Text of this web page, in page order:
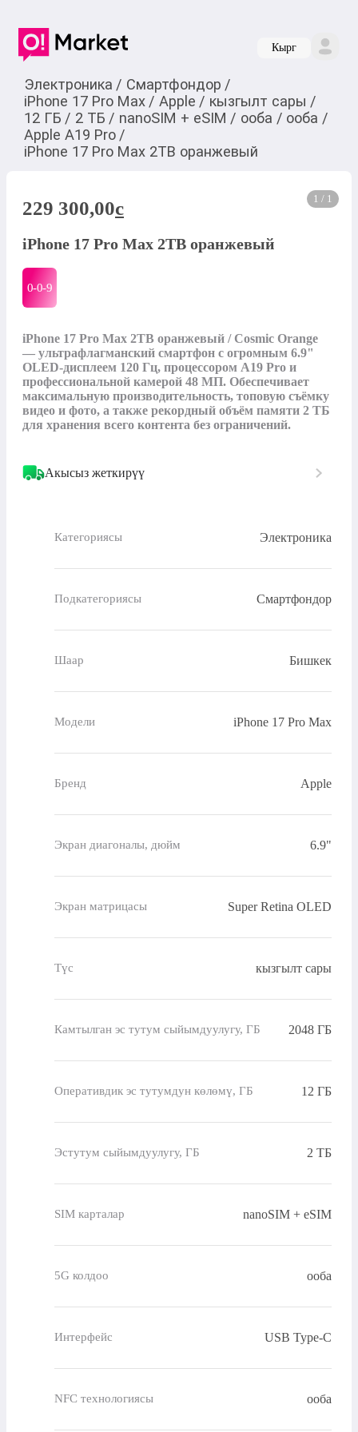
Кырг
Электроника / Смартфондор /
iPhone 17 Pro Max / Apple / кызгылт сары /
12 ГБ / 2 ТБ / nanoSIM + eSIM / ооба / ооба /
Apple A19 Pro /
iPhone 17 Pro Max 2TB оранжевый
1 / 1
229 300,00c
iPhone 17 Pro Max 2TB оранжевый
0-0-9
iPhone 17 Pro Max 2TB оранжевый / Cosmic Orange
— ультрафлагманский смартфон с огромным 6.9"
OLED-дисплеем 120 Гц, процессором A19 Pro и
профессиональной камерой 48 МП. Обеспечивает
максимальную производительность, топовую съёмку
видео и фото, а также рекордный объём памяти 2 ТБ
для хранения всего контента без ограничений.
Акысыз жеткирүү
Категориясы Электроника
Подкатегориясы Смартфондор
Шаар Бишкек
Модели iPhone 17 Pro Max
Бренд Apple
Экран диагоналы, дюйм 6.9"
Экран матрицасы Super Retina OLED
Түс кызгылт сары
Камтылган эс тутум сыйымдуулугу, ГБ 2048 ГБ
Оперативдик эс тутумдун көлөмү, ГБ 12 ГБ
Эстутум сыйымдуулугу, ГБ 2 ТБ
SIM карталар nanoSIM + eSIM
5G колдоо ооба
Интерфейс USB Type-C
NFC технологиясы ооба